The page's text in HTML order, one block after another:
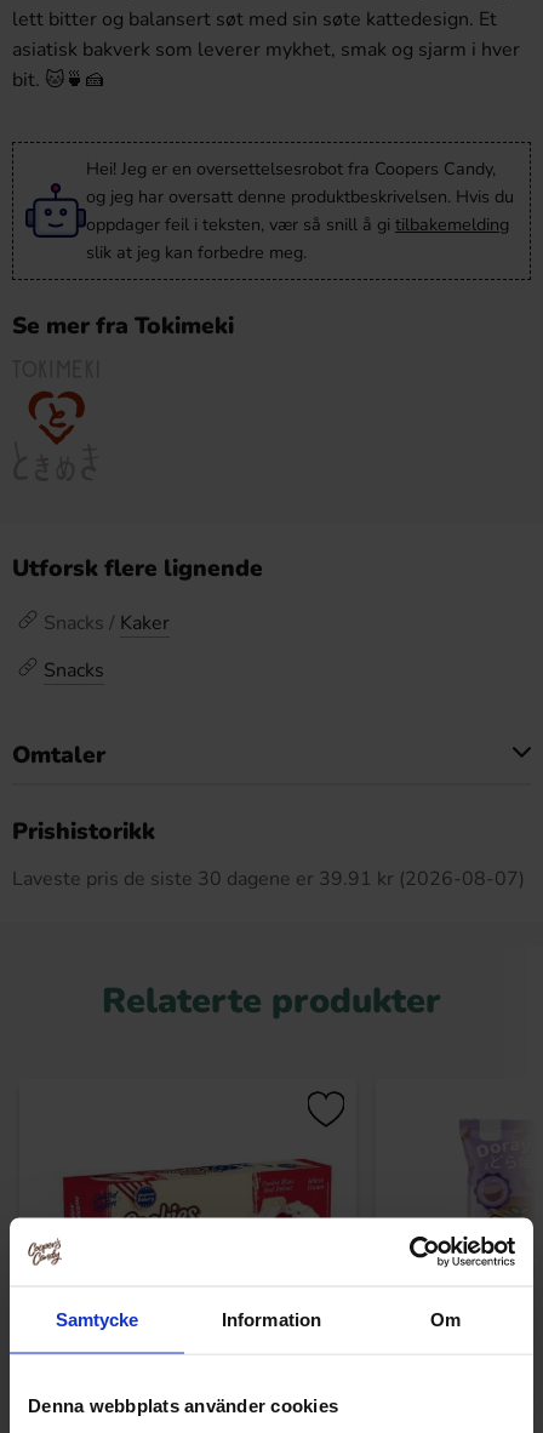
Samtycke Information Om
Denna webbplats använder cookies
lett bitter og balansert søt med sin søte kattedesign. Et
asiatisk bakverk som leverer mykhet, smak og sjarm i hver
bit. 🐱🍵🍰
Hei! Jeg er en oversettelsesrobot fra Coopers Candy,
og jeg har oversatt denne produktbeskrivelsen. Hvis du
oppdager feil i teksten, vær så snill å gi tilbakemelding
slik at jeg kan forbedre meg.
Se mer fra Tokimeki
Utforsk flere lignende
Snacks / Kaker
Snacks
Omtaler
Prishistorikk
Laveste pris de siste 30 dagene er 39.91 kr (2026-08-07)
Relaterte produkter
American Bakery Cookies & Cream Red
Velvet 96g